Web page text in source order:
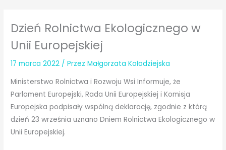
Dzień Rolnictwa Ekologicznego w
Unii Europejskiej
17 marca 2022 / PrzezMałgorzata Kołodziejska
Ministerstwo Rolnictwa i Rozwoju Wsi Informuje, że
Parlament Europejski, Rada Unii Europejskiej i Komisja
Europejska podpisały wspólną deklarację, zgodnie z którą
dzień 23 września uznano Dniem Rolnictwa Ekologicznego w
Unii Europejskiej.